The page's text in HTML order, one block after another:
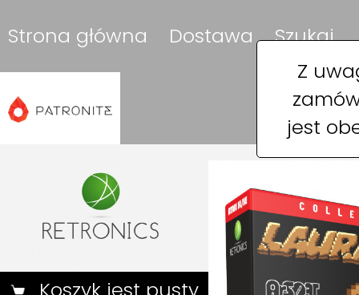
Z
jest
Strona główna Dostawa Szukaj